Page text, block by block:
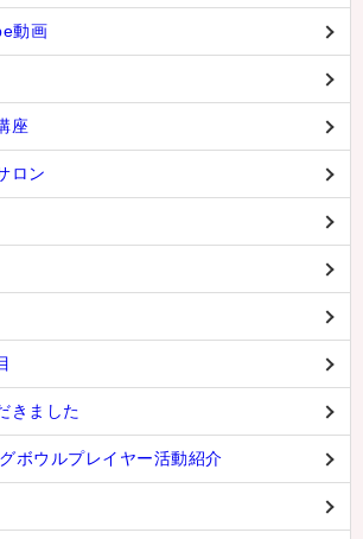
動画
座
ロン
きました
ボウルプレイヤー活動紹介